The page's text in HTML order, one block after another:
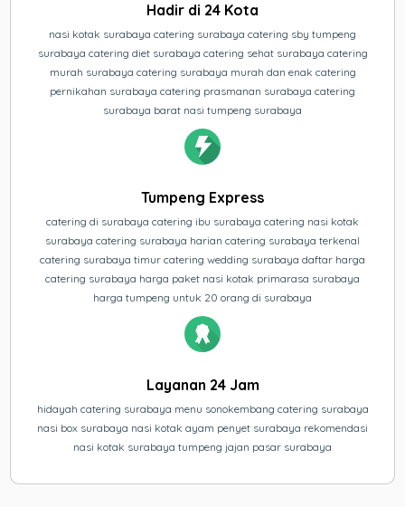
Hadir di 24 Kota
nasi kotak surabaya catering surabaya catering sby tumpeng
surabaya catering diet surabaya catering sehat surabaya catering
murah surabaya catering surabaya murah dan enak catering
pernikahan surabaya catering prasmanan surabaya catering
surabaya barat nasi tumpeng surabaya
Tumpeng Express
catering di surabaya catering ibu surabaya catering nasi kotak
surabaya catering surabaya harian catering surabaya terkenal
catering surabaya timur catering wedding surabaya daftar harga
catering surabaya harga paket nasi kotak primarasa surabaya
harga tumpeng untuk 20 orang di surabaya
Layanan 24 Jam
hidayah catering surabaya menu sonokembang catering surabaya
nasi box surabaya nasi kotak ayam penyet surabaya rekomendasi
nasi kotak surabaya tumpeng jajan pasar surabaya